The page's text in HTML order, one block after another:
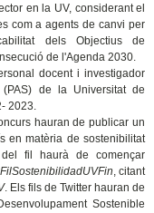
en la UV, considerant el
com a agents de canvi per
dels Objectius de
de l'Agenda 2030.
docent i investigador
de la Universitat de
2023.
hauran de publicar un
en matèria de sostenibilitat
fil haurà de començar
, citant
. Els fils de Twitter hauran de
Sostenible